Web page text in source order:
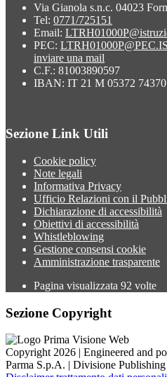
Via Gianola s.n.c. 04023
Tel: 0771/725151
Email:
PEC:
inviare una mail
C.F.: 81003890597
IBAN: IT 21 M 05372
Sezione Link Utili
Cookie policy
Note legali
Informativa Privacy
Ufficio Relazioni con il
Dichiarazione di accessibilità
Obiettivi di accessibilità
Whistleblowing
Gestione consensi cookie
Amministrazione trasparente
Pagina visualizzata 92 volte
Sezione Copyright
Copyright 2026 | Engineered and
Parma S.p.A. | Divisione